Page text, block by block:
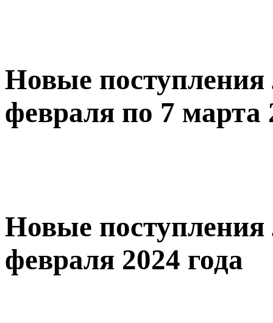
Новые поступления
февраля по 7 марта
Новые поступления
февраля 2024 года